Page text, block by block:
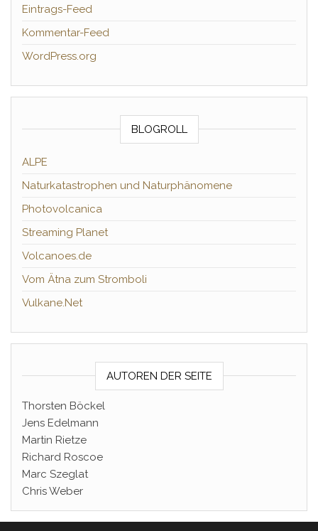
Eintrags-Feed
Kommentar-Feed
WordPress.org
BLOGROLL
ALPE
Naturkatastrophen und Naturphänomene
Photovolcanica
Streaming Planet
Volcanoes.de
Vom Ätna zum Stromboli
Vulkane.Net
AUTOREN DER SEITE
Thorsten Böckel
Jens Edelmann
Martin Rietze
Richard Roscoe
Marc Szeglat
Chris Weber